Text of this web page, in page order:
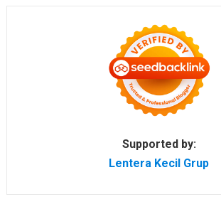
Supported by:
Lentera Kecil Grup